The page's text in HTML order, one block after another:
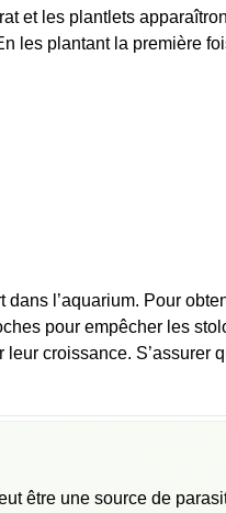
et les plantlets
les plantant la première
l’aquarium. Pour
pour empêcher les
croissance.
être une source de